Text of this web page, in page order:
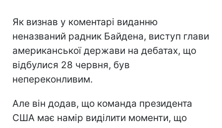
Як визнав у коментарі виданню
неназваний радник Байдена, виступ глави
американської держави на дебатах, що
відбулися 28 червня, був
непереконливим.
Але він додав, що команда президента
США має намір виділити моменти, що